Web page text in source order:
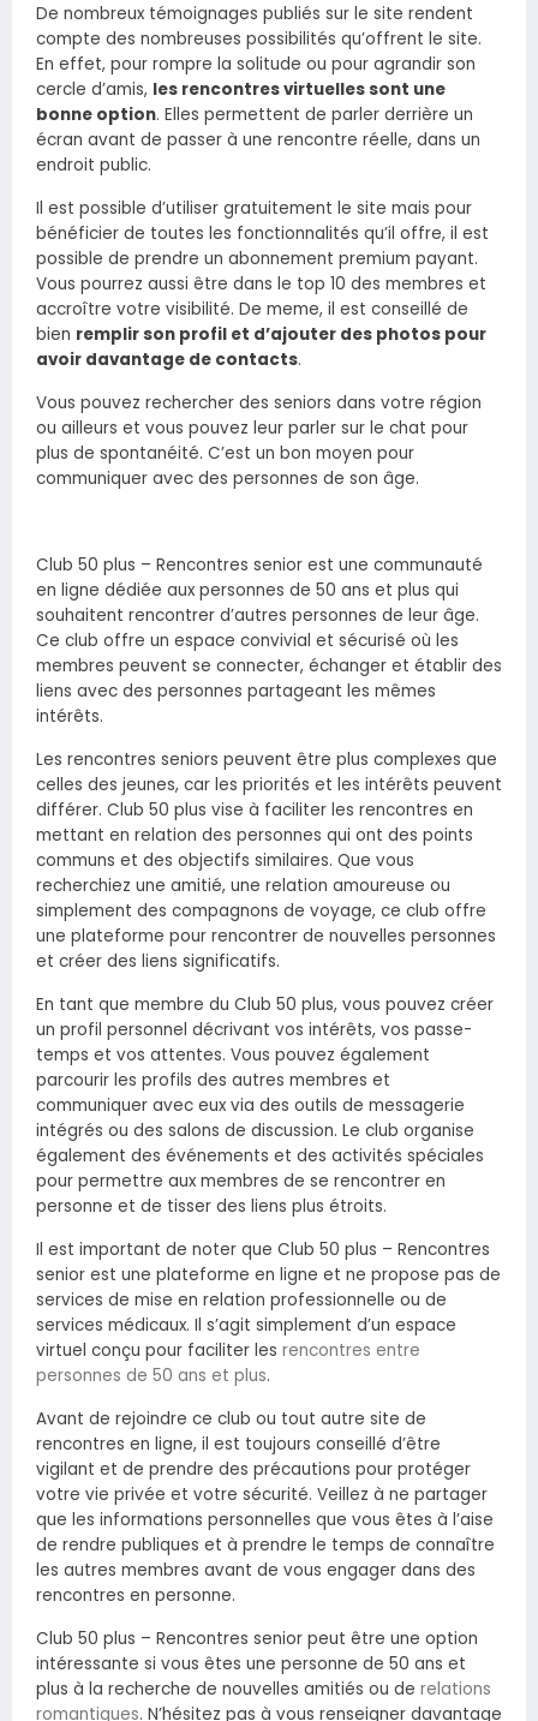
De nombreux témoignages publiés sur le site rendent
compte des nombreuses possibilités qu’offrent le site.
En effet, pour rompre la solitude ou pour agrandir son
cercle d’amis, les rencontres virtuelles sont une
bonne option. Elles permettent de parler derrière un
écran avant de passer à une rencontre réelle, dans un
endroit public.
Il est possible d’utiliser gratuitement le site mais pour
bénéficier de toutes les fonctionnalités qu’il offre, il est
possible de prendre un abonnement premium payant.
Vous pourrez aussi être dans le top 10 des membres et
accroître votre visibilité. De meme, il est conseillé de
bien remplir son profil et d’ajouter des photos pour
avoir davantage de contacts.
Vous pouvez rechercher des seniors dans votre région
ou ailleurs et vous pouvez leur parler sur le chat pour
plus de spontanéité. C’est un bon moyen pour
communiquer avec des personnes de son âge.
Club 50 plus – Rencontres senior est une communauté
en ligne dédiée aux personnes de 50 ans et plus qui
souhaitent rencontrer d’autres personnes de leur âge.
Ce club offre un espace convivial et sécurisé où les
membres peuvent se connecter, échanger et établir des
liens avec des personnes partageant les mêmes
intérêts.
Les rencontres seniors peuvent être plus complexes que
celles des jeunes, car les priorités et les intérêts peuvent
différer. Club 50 plus vise à faciliter les rencontres en
mettant en relation des personnes qui ont des points
communs et des objectifs similaires. Que vous
recherchiez une amitié, une relation amoureuse ou
simplement des compagnons de voyage, ce club offre
une plateforme pour rencontrer de nouvelles personnes
et créer des liens significatifs.
En tant que membre du Club 50 plus, vous pouvez créer
un profil personnel décrivant vos intérêts, vos passe-
temps et vos attentes. Vous pouvez également
parcourir les profils des autres membres et
communiquer avec eux via des outils de messagerie
intégrés ou des salons de discussion. Le club organise
également des événements et des activités spéciales
pour permettre aux membres de se rencontrer en
personne et de tisser des liens plus étroits.
Il est important de noter que Club 50 plus – Rencontres
senior est une plateforme en ligne et ne propose pas de
services de mise en relation professionnelle ou de
services médicaux. Il s’agit simplement d’un espace
virtuel conçu pour faciliter les rencontres entre
personnes de 50 ans et plus.
Avant de rejoindre ce club ou tout autre site de
rencontres en ligne, il est toujours conseillé d’être
vigilant et de prendre des précautions pour protéger
votre vie privée et votre sécurité. Veillez à ne partager
que les informations personnelles que vous êtes à l’aise
de rendre publiques et à prendre le temps de connaître
les autres membres avant de vous engager dans des
rencontres en personne.
Club 50 plus – Rencontres senior peut être une option
intéressante si vous êtes une personne de 50 ans et
plus à la recherche de nouvelles amitiés ou de relations
romantiques. N’hésitez pas à vous renseigner davantage